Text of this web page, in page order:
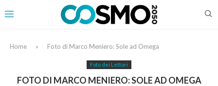
Home » Foto di Marco Meniero: Sole ad Omega
Foto dei Lettori
FOTO DI MARCO MENIERO: SOLE AD OMEGA